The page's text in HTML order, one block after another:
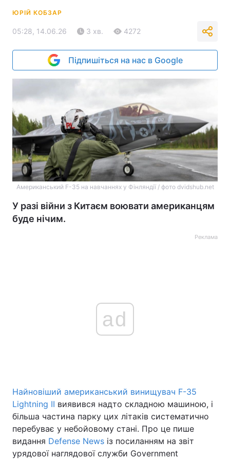
ЮРІЙ КОБЗАР
05:28, 14.06.26 3 хв. 4272
Підпишіться на нас в Google
Американський F-35 на навчаннях у Фінляндії / фото dvidshub.net
У разі війни з Китаєм воювати американцям
буде нічим.
Реклама
ad
Найновіший американський винищувач F-35
Lightning II виявився надто складною машиною, і
більша частина парку цих літаків систематично
перебуває у небойовому стані. Про це пише
видання Defense News із посиланням на звіт
урядової наглядової служби Government